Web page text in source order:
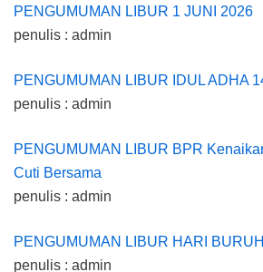
PENGUMUMAN LIBUR 1 JUNI 2026
penulis : admin
PENGUMUMAN LIBUR IDUL ADHA
penulis : admin
PENGUMUMAN LIBUR BPR
Cuti Bersama
penulis : admin
PENGUMUMAN LIBUR HARI
penulis : admin